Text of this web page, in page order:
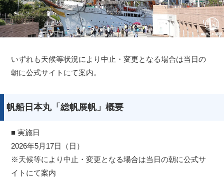
いずれも天候等状況により中止・変更となる場合は当日の
朝に公式サイトにて案内。
帆船日本丸「総帆展帆」概要
■ 実施日
2026年5月17日（日）
※天候等により中止・変更となる場合は当日の朝に公式サ
イトにて案内